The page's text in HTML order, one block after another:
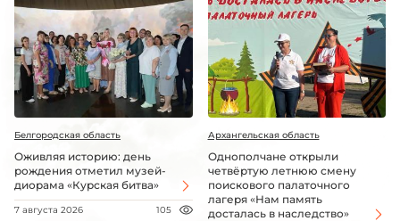
Белгородская область
Оживляя историю: день
рождения отметил музей-
диорама «Курская битва»
7 августа 2026 105
Архангельская область
Однополчане открыли
четвёртую летнюю смену
поискового палаточного
лагеря «Нам память
досталась в наследство»